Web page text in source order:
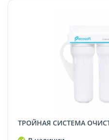
ТРОЙНАЯ СИСТЕМА